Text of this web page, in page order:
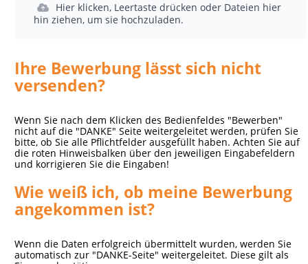
Hier klicken, Leertaste drücken oder Dateien hier
hin ziehen, um sie hochzuladen.
Ihre Bewerbung lässt sich nicht
versenden?
Wenn Sie nach dem Klicken des Bedienfeldes "Bewerben"
nicht auf die "DANKE" Seite weitergeleitet werden, prüfen Sie
bitte, ob Sie alle Pflichtfelder ausgefüllt haben. Achten Sie auf
die roten Hinweisbalken über den jeweiligen Eingabefeldern
und korrigieren Sie die Eingaben!
Wie weiß ich, ob meine Bewerbung
angekommen ist?
Wenn die Daten erfolgreich übermittelt wurden, werden Sie
automatisch zur "DANKE-Seite" weitergeleitet. Diese gilt als